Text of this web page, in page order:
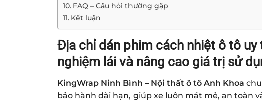
FAQ – Câu hỏi thường gặp
Kết luận
Địa chỉ dán phim cách nhiệt ô tô
nghiệm lái và nâng cao giá trị sử
KingWrap Ninh Bình – Nội thất ô tô Anh Khoa
bảo hành dài hạn, giúp xe luôn mát mẻ, an toàn